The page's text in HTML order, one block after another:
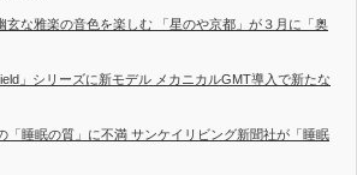
玄な雅楽の音色を楽しむ 「星のや京都」が３月に「奥
」シリーズに新モデル メカニカルGMT導入で新たな
「睡眠の質」に不満 サンケイリビング新聞社が「睡眠